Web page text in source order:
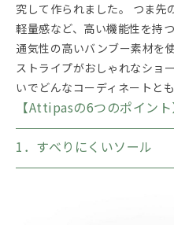
究して作られました。 つま先
軽量感など、高い機能性を持
通気性の高いバンブー素材を
ストライプがおしゃれなショ
いでどんなコーディネートと
【Attipasの6つのポイント
1．すべりにくいソール